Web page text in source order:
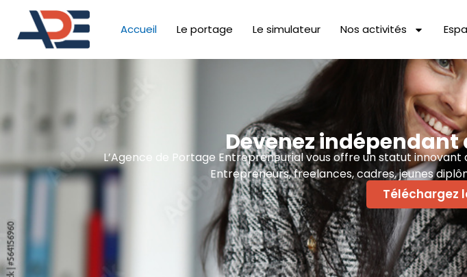
Accueil Le portage Le simulateur Nos activités
Devenez
L’Agence de Portage Entrepreneurial vous offre un statut
Entrepreneurs, freelances, cadres, jeunes
Téléchargez